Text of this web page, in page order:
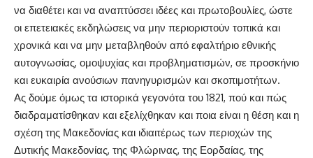
να διαθέτει και να αναπτύσσει ιδέες και πρωτοβουλίες, ώστε
οι επετειακές εκδηλώσεις να μην περιοριστούν τοπικά και
χρονικά και να μην μεταβληθούν από εφαλτήριο εθνικής
αυτογνωσίας, ομοψυχίας και προβληματισμών, σε προσκήνιο
και ευκαιρία ανούσιων πανηγυρισμών και σκοπιμοτήτων.
Ας δούμε όμως τα ιστορικά γεγονότα του 1821, πού και πώς
διαδραματίσθηκαν και εξελίχθηκαν και ποια είναι η θέση και η
σχέση της Μακεδονίας και ιδιαιτέρως των περιοχών της
Δυτικής Μακεδονίας, της Φλώρινας, της Εορδαίας, της